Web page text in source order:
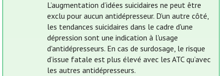
L’augmentation d’idées suicidaires ne peut être
exclu pour aucun antidépresseur. D’un autre côté,
les tendances suicidaires dans le cadre d'une
dépression sont une indication à l'usage
d'antidépresseurs. En cas de surdosage, le risque
d’issue fatale est plus élevé avec les ATC qu’avec
les autres antidépresseurs.